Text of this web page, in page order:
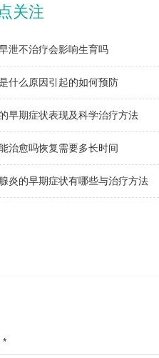
关注
泄不治疗会影响生育吗
什么原因引起的如何预防
早期症状表现及科学治疗方法
治愈吗恢复需要多长时间
炎的早期症状有哪些与治疗方法
*